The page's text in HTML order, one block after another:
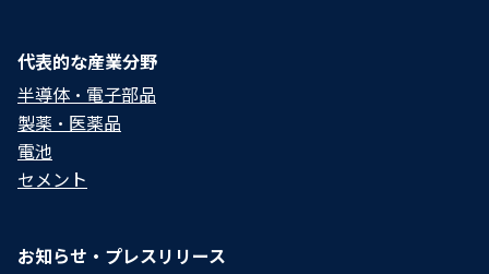
代表的な産業分野
半導体・電子部品
製薬・医薬品
電池
セメント
お知らせ・プレスリリース